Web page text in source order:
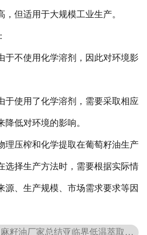
，但适用于大规模工业生产。
不使用化学溶剂，因此对环境影
使用了化学溶剂，需要采取相应
降低对环境的影响。
压榨和化学提取在葡萄籽油生产
选择生产方法时，需要根据实际情
源、生产规模、市场需求要求等因
上一条：河北亚麻籽油厂家总结亚临界低温萃取法在其生产中的应用